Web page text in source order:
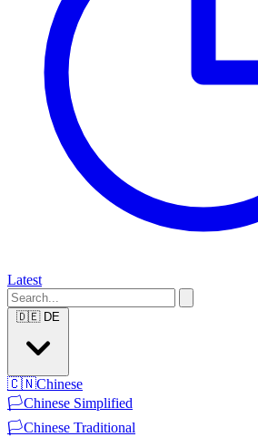
Latest
🇩🇪 DE
🇨🇳Chinese
🏳️Chinese Simplified
🏳️Chinese Traditional